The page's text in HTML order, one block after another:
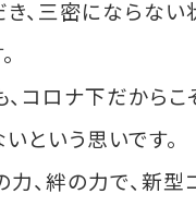
き、三密にならな
コロナ下だからこ
という思いです。
、絆の力で、新型